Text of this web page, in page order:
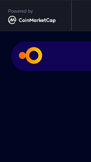
Powered by
Ethereum
ETH